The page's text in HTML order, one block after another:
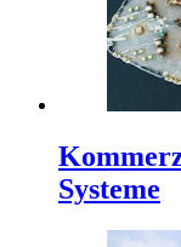
Systeme